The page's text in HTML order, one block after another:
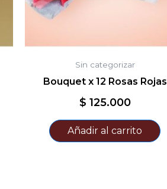
Sin categorizar
Bouquet x 12 Rosas Rojas
$ 125.000
Añadir al carrito